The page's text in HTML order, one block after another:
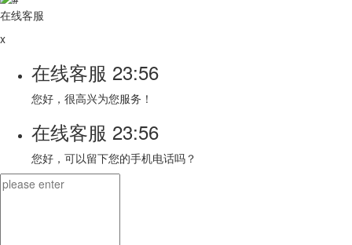
在线客服
x
在线客服 23:56
您好，很高兴为您服务！
在线客服 23:56
您好，可以留下您的手机电话吗？